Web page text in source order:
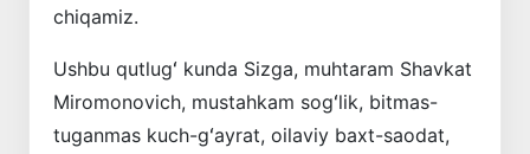
chiqamiz.
Ushbu qutlugʻ kunda Sizga, muhtaram Shavkat
Miromonovich, mustahkam sogʻlik, bitmas-
tuganmas kuch-gʻayrat, oilaviy baxt-saodat,